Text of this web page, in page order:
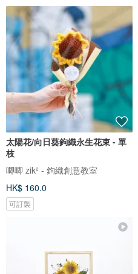
太陽花/向日葵鉤織永生花束 - 單
枝
唧唧 zik² - 鉤織創意教室
HK$ 160.0
可訂製